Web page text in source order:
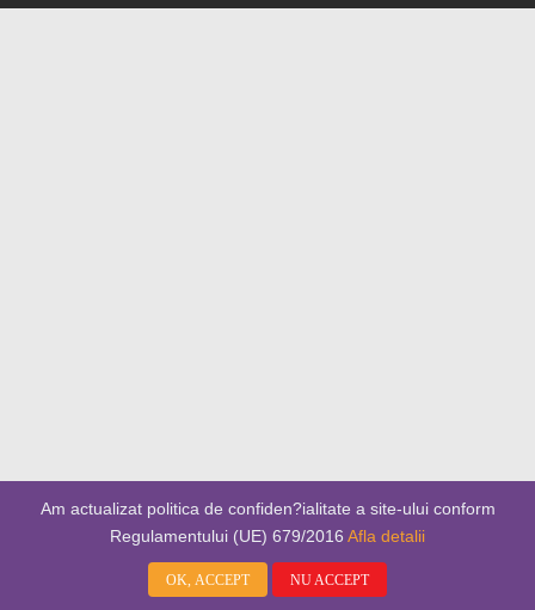
Am actualizat politica de confiden?ialitate a site-ului conform
Regulamentului (UE) 679/2016 Afla detalii
OK, ACCEPT NU ACCEPT